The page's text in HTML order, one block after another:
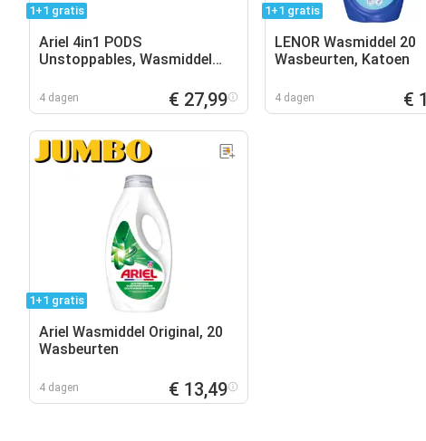
1+1 gratis
Ariel 4in1 PODS
Unstoppables, Wasmiddel
4 dagen € 27,99
1+1 gratis
LENOR Wasmiddel 20
Wasbeurten, Katoen
4 dagen €
1+1 gratis
Ariel Wasmiddel Original, 20
Wasbeurten
4 dagen € 13,49